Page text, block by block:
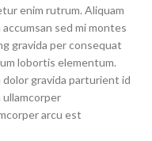
enim rutrum. Aliquam
sed mi montes
gravida per consequat
lobortis elementum.
gravida parturient id
ullamcorper
arcu est